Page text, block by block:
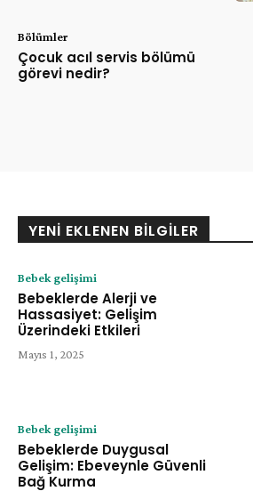
Bölümler
Çocuk acıl servis bölümü
görevi nedir?
YENI EKLENEN BILGILER
Bebek gelişimi
Bebeklerde Alerji ve
Hassasiyet: Gelişim
Üzerindeki Etkileri
Mayıs 1, 2025
Bebek gelişimi
Bebeklerde Duygusal
Gelişim: Ebeveynle Güvenli
Bağ Kurma